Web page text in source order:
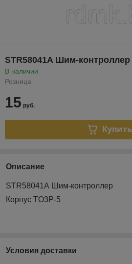
STR58041A Шим-контроллер
В наличии
Розница
15 руб.
Купить
Описание
STR58041A Шим-контроллер
Корпус TO3P-5
Условия доставки